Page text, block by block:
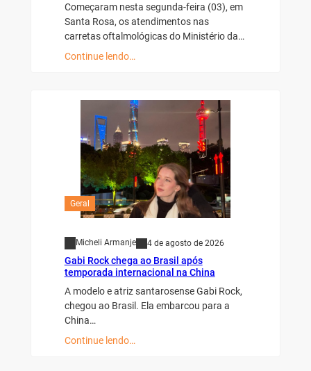
Começaram nesta segunda-feira (03), em
Santa Rosa, os atendimentos nas
carretas oftalmológicas do Ministério da…
Continue lendo…
Geral
Micheli Armanje 4 de agosto de 2026
Gabi Rock chega ao Brasil após
temporada internacional na China
A modelo e atriz santarosense Gabi Rock,
chegou ao Brasil. Ela embarcou para a
China…
Continue lendo…